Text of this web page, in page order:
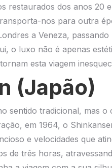
restaurados dos anos 20
nos para outra
a Veneza,
o luxo não é apenas
esta viagem
(Japão)
sentido tradicional, mas
em 1964, o
e velocidades que
de três horas,